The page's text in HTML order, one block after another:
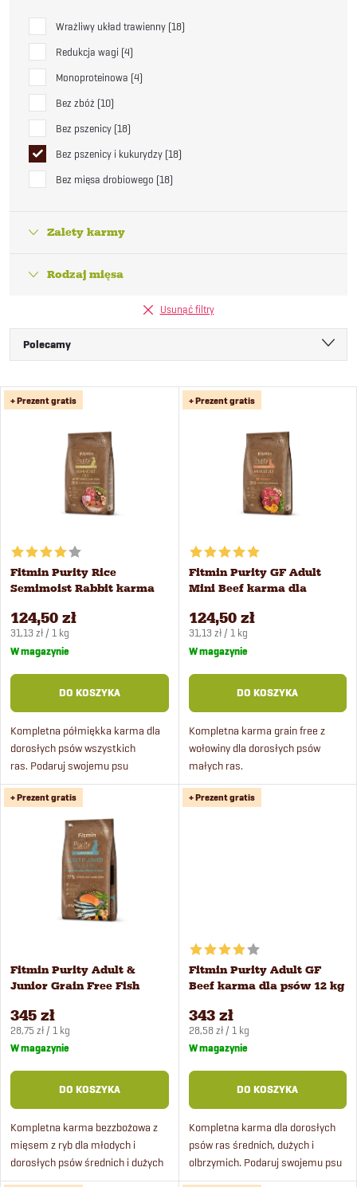
Wrażliwy układ trawienny 18
Redukcja wagi 4
Monoproteinowa 4
Bez zbóż 10
Bez pszenicy 18
Bez pszenicy i kukurydzy 18
Bez mięsa drobiowego 18
Zalety karmy
Rodzaj mięsa
Usunąć filtry
S
o
w
a
n
i
e
p
r
t
ó
w
Polecamy
Najdroższe
Najczęściej sprzedawane
Alfabetycznie
L
a
p
r
o
d
u
k
+ Prezent gratis
Fitmin Purity Rice
Semimoist Rabbit karma
124,50 zł
Cena
jednostkowa:
31,13 zł / 1 kg
W magazynie
DO KOSZYKA
Kompletna półmiękka karma dla
dorosłych psów wszystkich
ras. Podaruj swojemu psu
wyjątkową ucztę w postaci
świeżego mięsnego menu z
+ Prezent gratis
Fitmin Purity GF Adult
Mini Beef karma dla
124,50 zł
Cena
jednostkowa:
31,13 zł / 1 kg
W magazynie
DO KOSZYKA
Kompletna karma grain free z
wołowiny dla dorosłych psów
małych ras.
+ Prezent gratis
Fitmin Purity Adult &
Junior Grain Free Fish
kg
345 zł
Cena
jednostkowa:
28,75 zł / 1 kg
W magazynie
DO KOSZYKA
Kompletna karma bezzbożowa z
mięsem z ryb dla młodych i
dorosłych psów średnich i dużych
ras.
+ Prezent gratis
Fitmin Purity Adult GF
Beef karma dla psów 12 kg
343 zł
Cena
jednostkowa:
28,58 zł / 1 kg
W magazynie
DO KOSZYKA
Kompletna karma dla dorosłych
psów ras średnich, dużych i
olbrzymich. Podaruj swojemu psu
wyjątkową ucztę w postaci